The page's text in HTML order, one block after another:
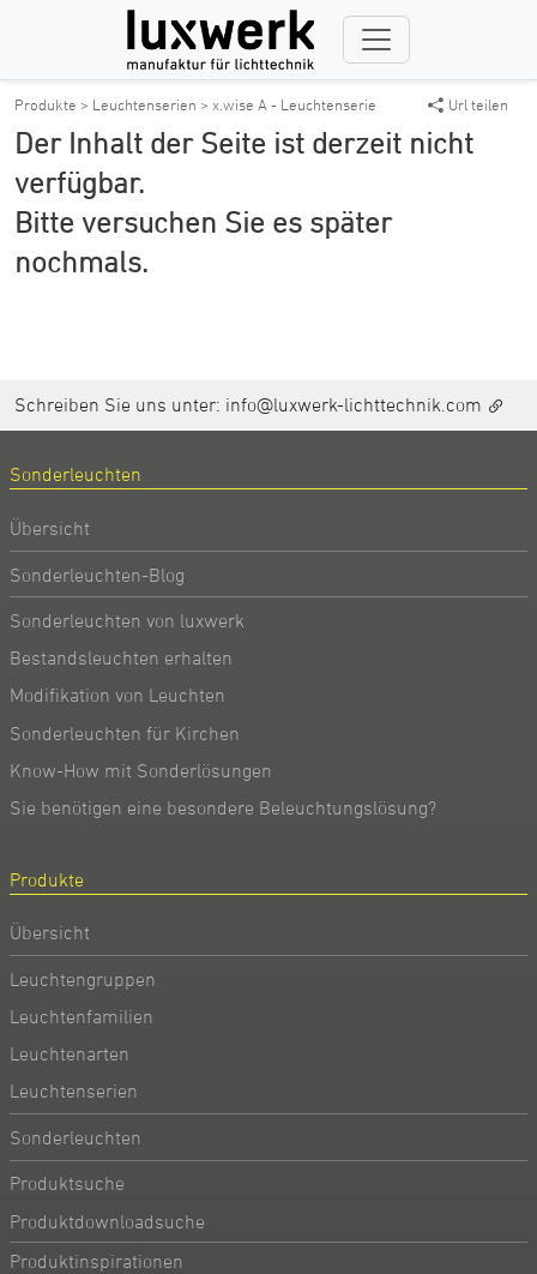
Produkte > Leuchtenserien > x.wise A - Leuchtenserie Url teilen
Der Inhalt der Seite ist derzeit nicht
verfügbar.
Bitte versuchen Sie es später
nochmals.
Schreiben Sie uns unter: info@luxwerk-lichttechnik.com
Sonderleuchten
Übersicht
Sonderleuchten-Blog
Sonderleuchten von luxwerk
Bestandsleuchten erhalten
Modifikation von Leuchten
Sonderleuchten für Kirchen
Know-How mit Sonderlösungen
Sie benötigen eine besondere Beleuchtungslösung?
Produkte
Übersicht
Leuchtengruppen
Leuchtenfamilien
Leuchtenarten
Leuchtenserien
Sonderleuchten
Produktsuche
Produktdownloadsuche
Produktinspirationen